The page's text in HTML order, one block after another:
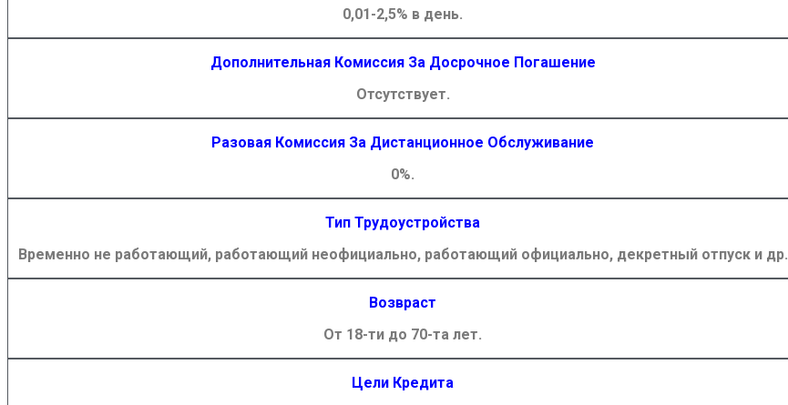
0,01-2,5% в день.
Дополнительная Комиссия За Досрочное Погашение
Отсутствует.
Разовая Комиссия За Дистанционное Обслуживание
0%.
Тип Трудоустройства
Временно не работающий, работающий неофициально, работающий официально, декретный отпуск и др.
Возвраст
От 18-ти до 70-та лет.
Цели Кредита